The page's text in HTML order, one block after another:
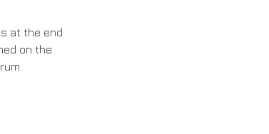
at the end
on the